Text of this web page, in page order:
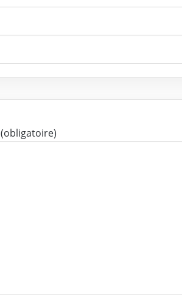
Texte de votre message (obligatoire)